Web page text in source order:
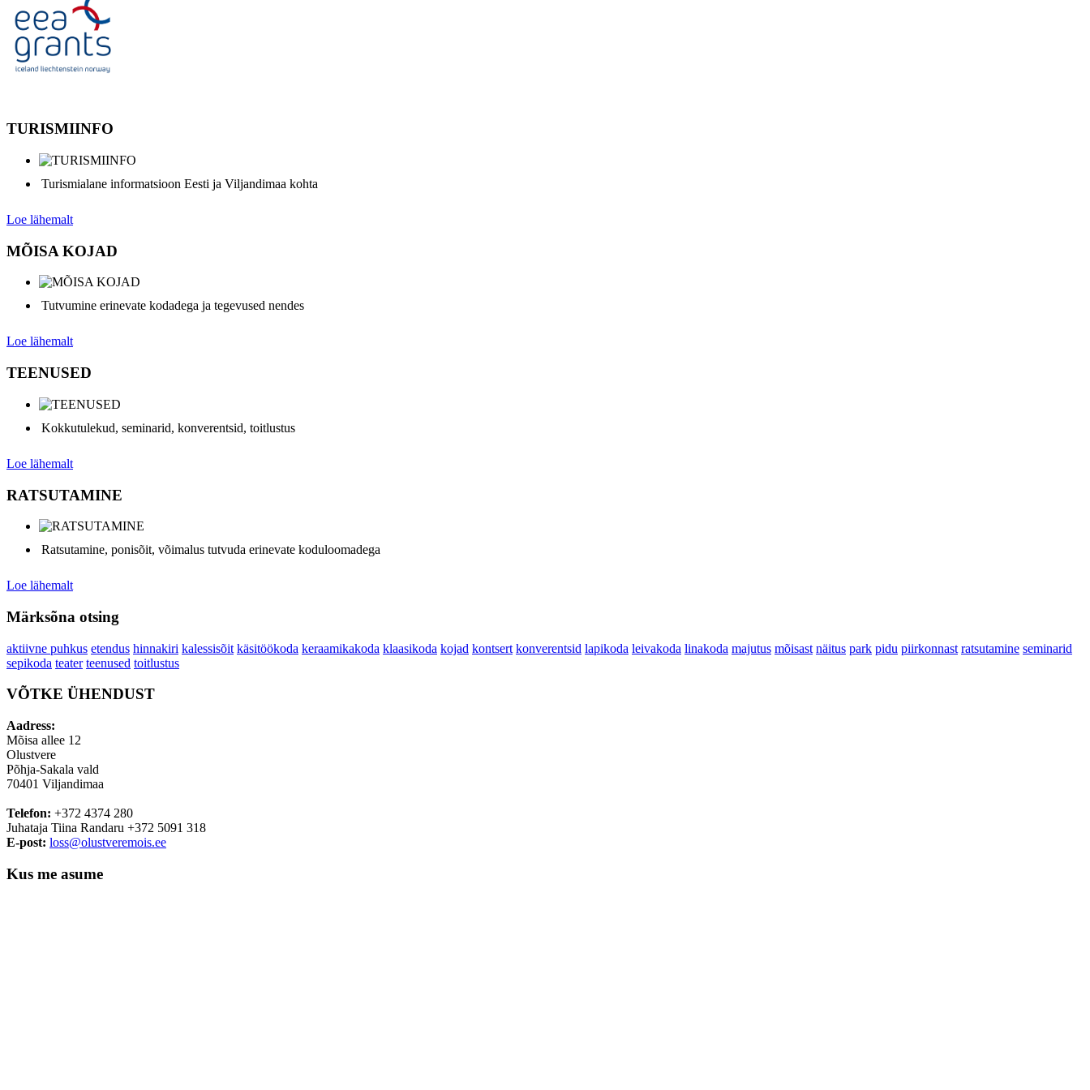
TURISMIINFO
Turismialane informatsioon Eesti ja Viljandimaa kohta
Loe lähemalt
MÕISA KOJAD
Tutvumine erinevate kodadega ja tegevused nendes
Loe lähemalt
TEENUSED
Kokkutulekud, seminarid, konverentsid, toitlustus
Loe lähemalt
RATSUTAMINE
Ratsutamine, ponisõit, võimalus tutvuda erinevate koduloomadega
Loe lähemalt
Märksõna otsing
aktiivne puhkus etendus hinnakiri kalessisõit käsitöökoda keraamikakoda klaasikoda kojad kontsert konverentsid lapikoda leivakoda linakoda majutus mõisast näitus park pidu piirkonnast ratsutamine seminarid
sepikoda teater teenused toitlustus
VÕTKE ÜHENDUST
Aadress:
Mõisa allee 12
Olustvere
Põhja-Sakala vald
70401 Viljandimaa
Telefon: +372 4374 280
Juhataja Tiina Randaru +372 5091 318
E-post: loss@olustveremois.ee
Kus me asume